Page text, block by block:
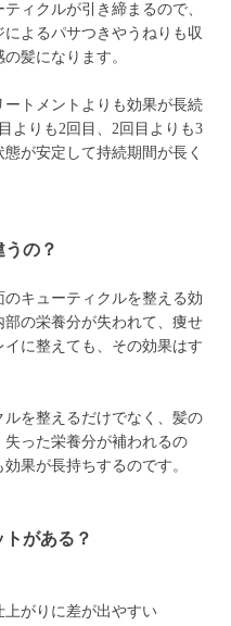
ィクルが引き締まるので、
よるパサつきやうねりも収
髪になります。
トメントよりも効果が長続
よりも2回目、2回目よりも3
が安定して持続期間が長く
の？
キューティクルを整える効
の栄養分が失われて、痩せ
に整えても、その効果はす
を整えるだけでなく、髪の
った栄養分が補われるの
果が長持ちするのです。
がある？
上がりに差が出やすい